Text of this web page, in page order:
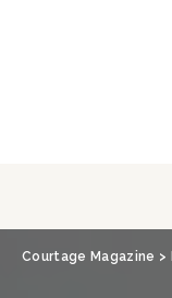
Courtage Magazine >